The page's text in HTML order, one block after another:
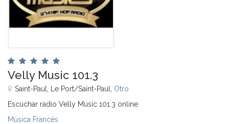
Velly Music 101.3
Saint-Paul, Le Port/Saint-Paul, Otro
Escuchar radio Velly Music 101.3 online
Música Francés